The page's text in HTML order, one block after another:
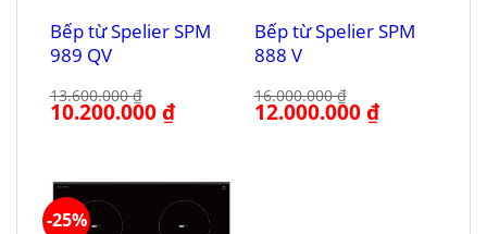
Bếp từ Spelier SPM
989 QV
13.600.000₫
Giá
gốc
10.200.000₫Giá
hiện
Bếp từ Spelier SPM
888 V
16.000.000₫
Giá
gốc
12.000.000₫Giá
hiện
-25%